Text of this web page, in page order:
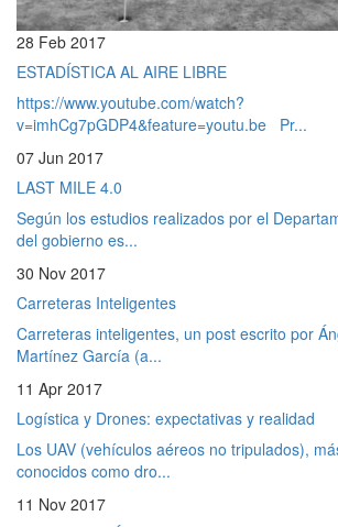
28 Feb 2017
ESTADÍSTICA AL AIRE LIBRE
https://www.youtube.com/watch?
v=imhCg7pGDP4&feature=youtu.be Pr...
07 Jun 2017
LAST MILE 4.0
Según los estudios realizados por el
del gobierno es...
30 Nov 2017
Carreteras Inteligentes
Carreteras inteligentes, un post escrito por
Martínez García (a...
11 Apr 2017
Logística y Drones: expectativas y realidad
Los UAV (vehículos aéreos no tripulados),
conocidos como dro...
11 Nov 2017